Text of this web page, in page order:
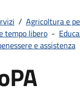
/ Agricoltura e
tempo libero -
e assistenza